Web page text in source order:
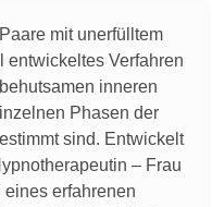
mit unerfülltem
entwickeltes Verfahren
inneren
Phasen der
sind. Entwickelt
– Frau
eines erfahrenen